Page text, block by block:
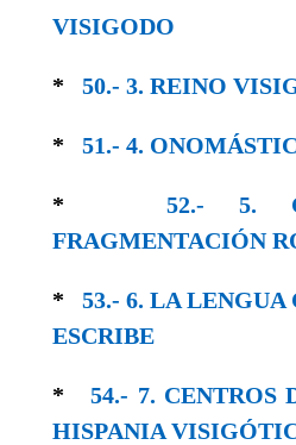
VISI­GODO
* 50.- 3. REINO
* 51.- 4.
*52.- 5.
FRAGMENTACIÓN
* 53.- 6. LA LENGUA
ESCRIBE
*54.- 7. CENTROS
HISPANIA